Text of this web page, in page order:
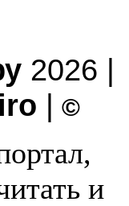
2026 |
| ©
и